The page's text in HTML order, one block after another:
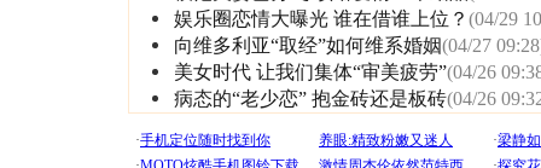
娱乐圈恋情大曝光 谁在借谁上位？ (04/29
向维多利亚“取经”如何维系婚姻(04/27
美女时代 让我们集体“审美疲劳”(04/26
病态的“老少恋” 抱金砖还是板砖(04/26